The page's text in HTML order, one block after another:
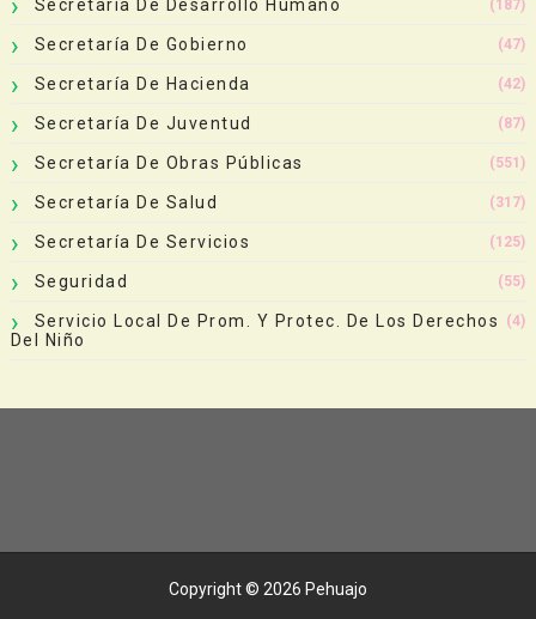
Secretaría De Desarrollo Humano (187)
Secretaría De Gobierno (47)
Secretaría De Hacienda (42)
Secretaría De Juventud (87)
Secretaría De Obras Públicas (551)
Secretaría De Salud (317)
Secretaría De Servicios (125)
Seguridad (55)
Servicio Local De Prom. Y Protec. De Los Derechos
Del Niño
(4)
Copyright © 2026 Pehuajo